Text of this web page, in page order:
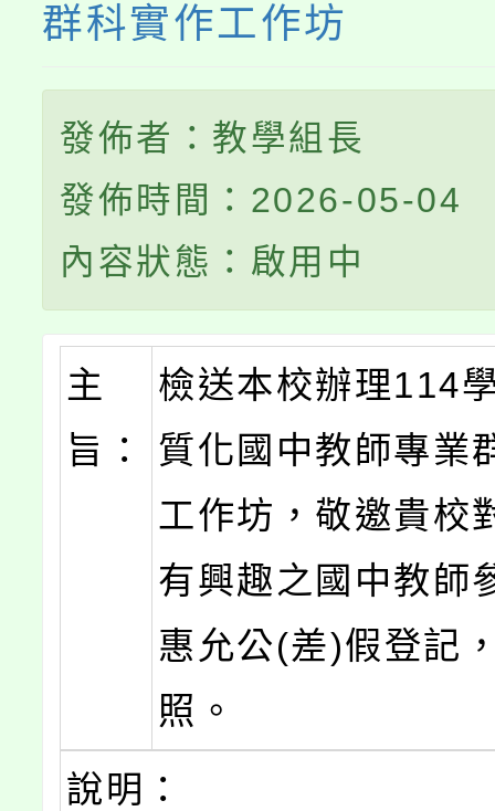
群科實作工作坊
發佈者：教學組長
發佈時間：2026-05-04
內容狀態：啟用中
主
旨：
檢送本校辦理114
質化國中教師專業
工作坊，敬邀貴校
有興趣之國中教師
惠允公(差)假登記
照。
說明：